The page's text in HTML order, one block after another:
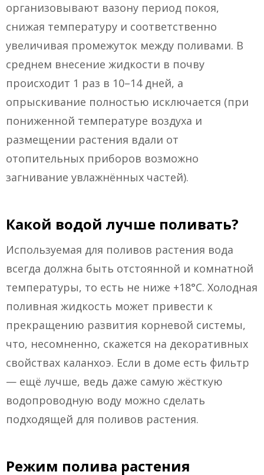
организовывают вазону период покоя,
снижая температуру и соответственно
увеличивая промежуток между поливами. В
среднем внесение жидкости в почву
происходит 1 раз в 10–14 дней, а
опрыскивание полностью исключается (при
пониженной температуре воздуха и
размещении растения вдали от
отопительных приборов возможно
загнивание увлажнённых частей).
Какой водой лучше поливать?
Используемая для поливов растения вода
всегда должна быть отстоянной и комнатной
температуры, то есть не ниже +18°С. Холодная
поливная жидкость может привести к
прекращению развития корневой системы,
что, несомненно, скажется на декоративных
свойствах каланхоэ. Если в доме есть фильтр
— ещё лучше, ведь даже самую жёсткую
водопроводную воду можно сделать
подходящей для поливов растения.
Режим полива растения